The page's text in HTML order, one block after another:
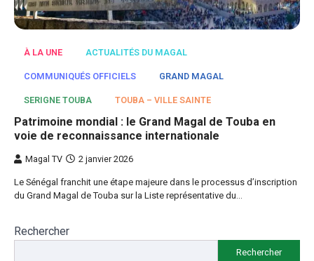
À LA UNE ACTUALITÉS DU MAGAL
COMMUNIQUÉS OFFICIELS GRAND MAGAL
SERIGNE TOUBA TOUBA – VILLE SAINTE
Patrimoine mondial : le Grand Magal de Touba en
voie de reconnaissance internationale
Magal TV 2 janvier 2026
Le Sénégal franchit une étape majeure dans le processus d’inscription
du Grand Magal de Touba sur la Liste représentative du…
Rechercher
Rechercher